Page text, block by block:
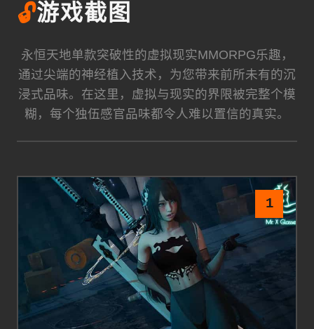
🔓游戏截图
永恒天地单款突破性的虚拟现实MMORPG乐趣，
通过尖端的神经植入技术，为您带来前所未有的沉
浸式品味。在这里，虚拟与现实的界限被完整个模
糊，每个独伍感官品味都令人难以置信的真实。
1